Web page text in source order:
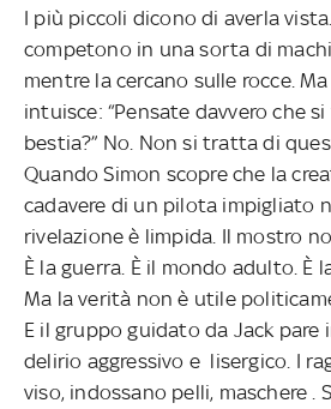
I più piccoli dicono di averla
competono in una sorta di
mentre la cercano sulle rocce.
intuisce: “Pensate davvero che
bestia?” No. Non si tratta di
Quando Simon scopre che la
cadavere di un pilota impigliato
rivelazione è limpida. Il mostro
È la guerra. È il mondo adulto. È
Ma la verità non è utile
E il gruppo guidato da Jack pare
delirio aggressivo e lisergico. I
viso, indossano pelli, maschere .